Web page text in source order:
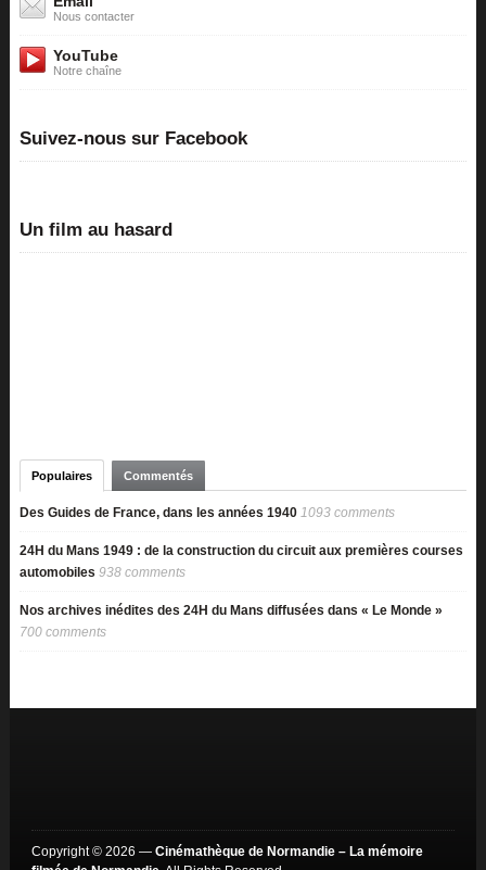
Nous contacter
YouTube
Notre chaîne
Suivez-nous sur Facebook
Un film au hasard
Populaires Commentés
Des Guides de France, dans les années 1940 1093 comments
24H du Mans 1949 : de la construction du circuit aux premières courses
automobiles 938 comments
Nos archives inédites des 24H du Mans diffusées dans « Le Monde »
700 comments
Copyright © 2026 — Cinémathèque de Normandie – La mémoire